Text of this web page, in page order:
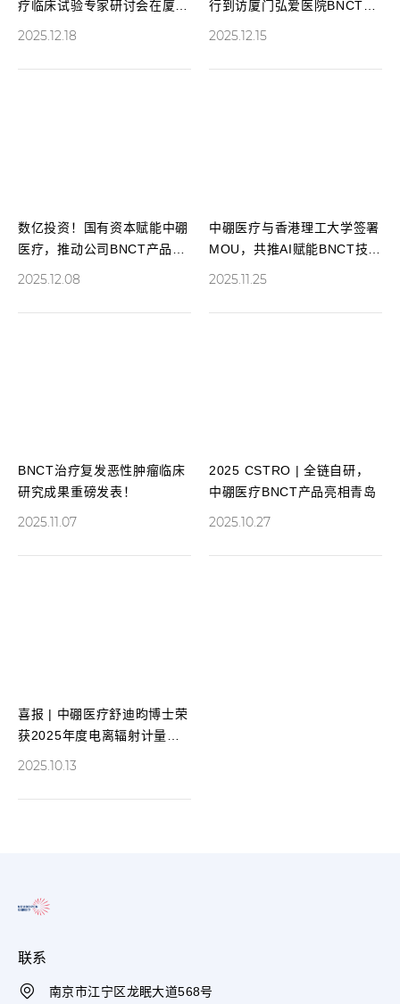
疗临床试验专家研讨会在厦门
2025.12.18
行到访厦门弘爱医院BNCT中
2025.12.15
数亿投资！国有资本赋能中硼
医疗，推动公司BNCT产品稳
2025.12.08
中硼医疗与香港理工大学签署
MOU，共推AI赋能BNCT技术
2025.11.25
BNCT治疗复发恶性肿瘤临床
研究成果重磅发表！
2025.11.07
2025 CSTRO | 全链自研，
中硼医疗BNCT产品亮相青岛
2025.10.27
喜报 | 中硼医疗舒迪昀博士荣
获2025年度电离辐射计量工
2025.10.13
联系
南京市江宁区龙眠大道568号